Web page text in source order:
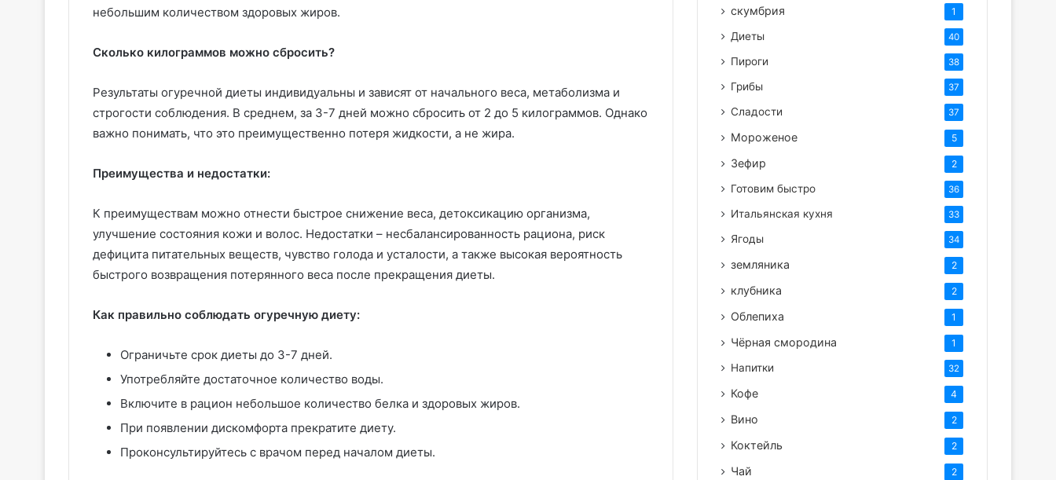
небольшим количеством здоровых жиров.
Сколько килограммов можно сбросить?
Результаты огуречной диеты индивидуальны и зависят от начального веса, метаболизма и
строгости соблюдения. В среднем, за 3-7 дней можно сбросить от 2 до 5 килограммов. Однако
важно понимать, что это преимущественно потеря жидкости, а не жира.
Преимущества и недостатки:
К преимуществам можно отнести быстрое снижение веса, детоксикацию организма,
улучшение состояния кожи и волос. Недостатки – несбалансированность рациона, риск
дефицита питательных веществ, чувство голода и усталости, а также высокая вероятность
быстрого возвращения потерянного веса после прекращения диеты.
Как правильно соблюдать огуречную диету:
Ограничьте срок диеты до 3-7 дней.
Употребляйте достаточное количество воды.
Включите в рацион небольшое количество белка и здоровых жиров.
При появлении дискомфорта прекратите диету.
Проконсультируйтесь с врачом перед началом диеты.
скумбрия 1
Диеты 40
Пироги 38
Грибы 37
Сладости 37
Мороженое 5
Зефир 2
Готовим быстро 36
Итальянская кухня 33
Ягоды 34
земляника 2
клубника 2
Облепиха 1
Чёрная смородина 1
Напитки 32
Кофе 4
Вино 2
Коктейль 2
Чай 2